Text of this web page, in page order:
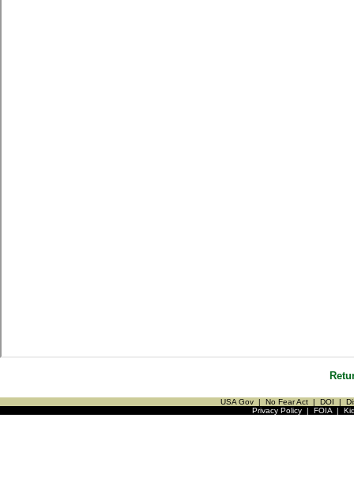
USA Gov | No Fear Act | DOI |
Privacy Policy| FOIA|